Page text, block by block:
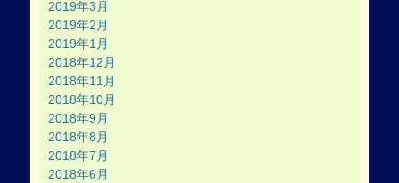
2019年3月
2019年2月
2019年1月
2018年12月
2018年11月
2018年10月
2018年9月
2018年8月
2018年7月
2018年6月